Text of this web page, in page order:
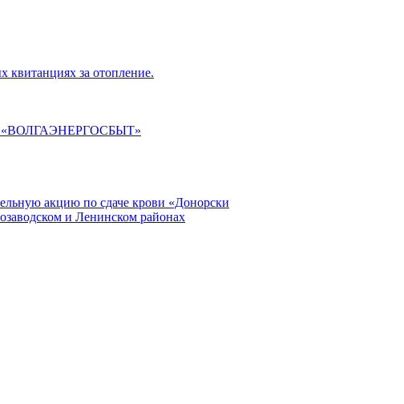
квитанциях за отопление.
акцию по сдаче крови «Донорски
и Ленинском районах